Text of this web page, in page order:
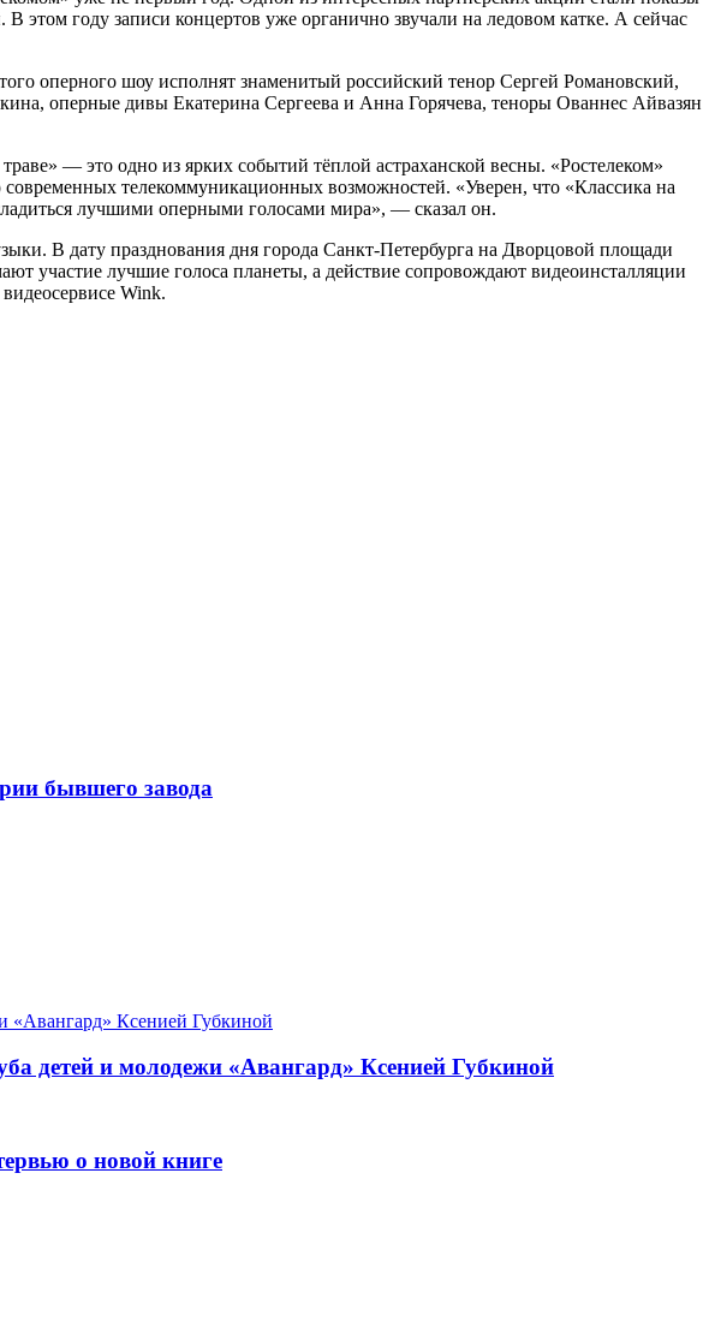
году записи концертов уже органично звучали на ледовом катке. А сейчас
оперного шоу исполнят знаменитый российский тенор Сергей Романовский,
оперные дивы Екатерина Сергеева и Анна Горячева, теноры Ованнес Айвазян
— это одно из ярких событий тёплой астраханской весны. «Ростелеком»
телекоммуникационных возможностей. «Уверен, что «Классика на
лучшими оперными голосами мира», — сказал он.
В дату празднования дня города Санкт-Петербурга на Дворцовой площади
участие лучшие голоса планеты, а действие сопровождают видеоинсталляции
Wink.
бывшего завода
детей и молодежи «Авангард» Ксенией Губкиной
о новой книге